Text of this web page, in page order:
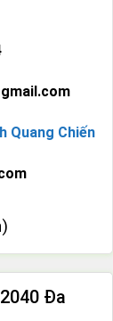
Quang Chiến
Đa